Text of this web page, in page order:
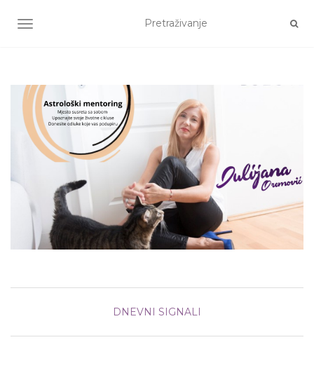
TOGGLE NAVIGATION
DNEVNI SIGNALI